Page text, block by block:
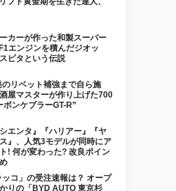
ーカーが作った和製スーパー
エンジンを積んだジオッ
スピタという伝説
のリベット補強まで自ら施
屋マスターが作り上げた700
ボンケブラーGT-R”
シエンタ』『ハリアー』『ヤ
』、人気3モデルが同時にア
! 何が変わった? 改良ポイン
コ」の受注速報は？ オープ
りの「BYD AUTO 東京杉